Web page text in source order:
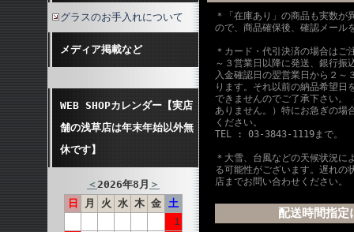
グラスのお手入れについて
メディア掲載など
WEB SHOPカレンダー【実店
舗の浅草店は年末年始以外無
休です】
＜2026年8月 ＞
日
月 火 水 木 金 土
1
＊「在庫あり」の商品も実数が
ので、商品確保後、確認メール
＊カード・代引決済の場合はご
～３営業日以降に発送、銀行振
入金確認日の翌営業日から２～
ります。それ以前の納品希望日
できませんのでご了承下さい。
ありません。）特にお急ぎの場
ください。
TEL : 03-3843-1119まで。
＊大雪、台風などの天候状況に
る可能性がございます。遅れの
店までお問い合わせください。
配送時間指定